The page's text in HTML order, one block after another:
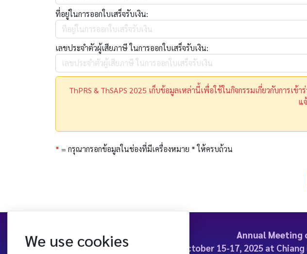
ที่อยู่ในการออกใบเสร็จรับเงิน:
เลขประจำตัวผู้เสียภาษี ในการออกใบเสร็จรับเงิน:
ThPRS & ThSAPS 2025 เก็บข้อมูลเหล่านี้เพื่อใช้ในกิจกรรมเกี่ยวกับการเ
แ
* = กรุณากรอกข้อมูลในช่องที่มีเครื่องหมาย * ให้ครบถ้วน
Annual Meeting
October 15-17, 2025 at
We use cookies